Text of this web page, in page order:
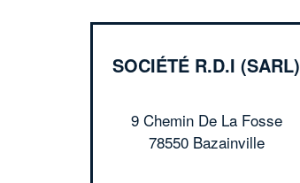
SOCIÉTÉ R.D.I (SARL)
9 Chemin De La Fosse
78550 Bazainville